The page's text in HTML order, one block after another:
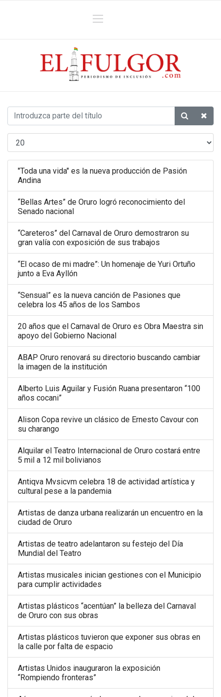
"Toda una vida" es la nueva producción de Pasión
Andina
“Bellas Artes” de Oruro logró reconocimiento del
Senado nacional
“Careteros” del Carnaval de Oruro demostraron su
gran valía con exposición de sus trabajos
“El ocaso de mi madre”: Un homenaje de Yuri Ortuño
junto a Eva Ayllón
“Sensual” es la nueva canción de Pasiones que
celebra los 45 años de los Sambos
20 años que el Carnaval de Oruro es Obra Maestra sin
apoyo del Gobierno Nacional
ABAP Oruro renovará su directorio buscando cambiar
la imagen de la institución
Alberto Luis Aguilar y Fusión Ruana presentaron “100
años cocani”
Alison Copa revive un clásico de Ernesto Cavour con
su charango
Alquilar el Teatro Internacional de Oruro costará entre
5 mil a 12 mil bolivianos
Antiqva Mvsicvm celebra 18 de actividad artística y
cultural pese a la pandemia
Artistas de danza urbana realizarán un encuentro en la
ciudad de Oruro
Artistas de teatro adelantaron su festejo del Día
Mundial del Teatro
Artistas musicales inician gestiones con el Municipio
para cumplir actividades
Artistas plásticos “acentúan” la belleza del Carnaval
de Oruro con sus obras
Artistas plásticos tuvieron que exponer sus obras en
la calle por falta de espacio
Artistas Unidos inauguraron la exposición
“Rompiendo fronteras”